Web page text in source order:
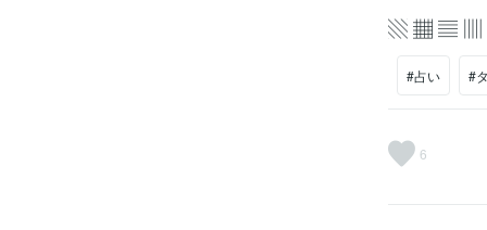
▧ ▦ ▤
#占い #
6